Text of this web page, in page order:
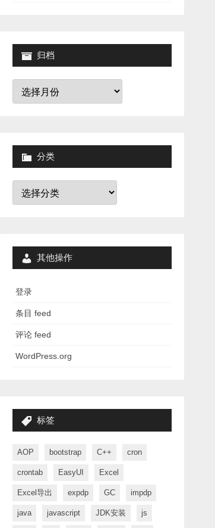
归档
归
分类
分
其他操作
登录
条目 feed
评论 feed
WordPress.org
标签
AOP bootstrap C++ cron
crontab EasyUI Excel
Excel导出 expdp GC impdp
java javascript JDK安装 js